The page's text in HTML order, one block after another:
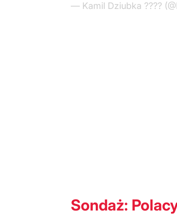
— Kamil Dziubka ????
Sondaż: